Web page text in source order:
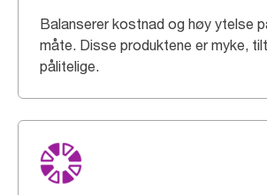
Balanserer kostnad og høy ytelse
måte. Disse produktene er myke,
pålitelige.